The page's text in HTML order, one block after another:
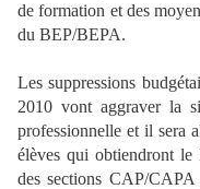
de formation et des
du BEP/BEPA.
Les suppressions
2010 vont aggraver la
professionnelle et il sera
élèves qui obtiendront
des sections CAP/